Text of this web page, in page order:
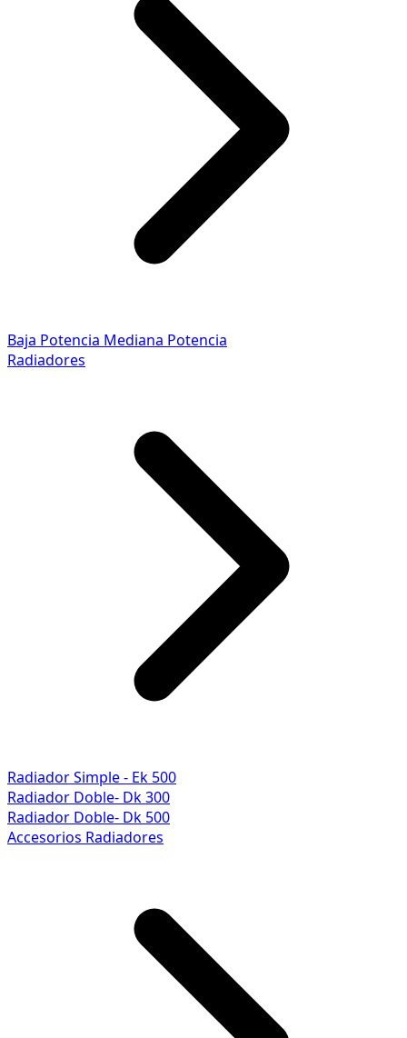
Baja Potencia Mediana Potencia
Radiadores
Radiador Simple - Ek 500
Radiador Doble- Dk 300
Radiador Doble- Dk 500
Accesorios Radiadores